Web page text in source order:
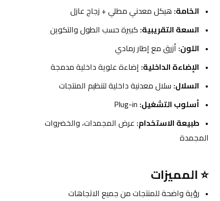
الخامة: هيكل معدني مطلي + زجاج عازل
السعة التقريبية: كبيرة حسب الطول والتكوين
اللون: أزرق مع إطار رمادي
الإضاءة الداخلية: إضاءة علوية داخلية مدمجة
السلال: سلال معدنية داخلية لتنظيم المنتجات
أسلوب التشغيل:
طبيعة الاستخدام:
المجمدة
⭐ المميزات
رؤية واضحة للمنتجات من جميع الاتجاهات